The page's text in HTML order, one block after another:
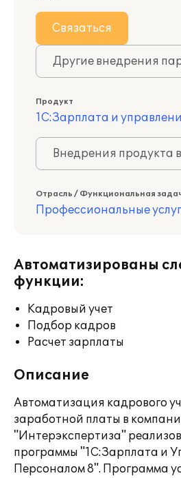
Связаться
Другие внедрения
Продукт
1С:Зарплата и
Внедрения продукта
Отрасль / Функциональная
Профессиональные
Автоматизированы
функции:
Кадровый учет
Подбор кадров
Расчет зарплаты
Описание
Автоматизация кадрового
заработной платы в
"Интерэкспертиза"
программы "1С:Зарплата и
Персоналом 8". Программа